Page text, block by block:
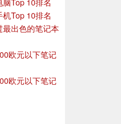
Top 10排名
最出色的笔记本
欧元以下笔记
欧元以下笔记